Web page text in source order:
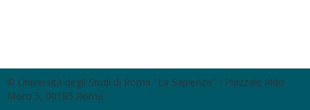
© Università degli Studi di Roma "La Sapienza" - Piazzale Aldo
Moro 5, 00185 Roma